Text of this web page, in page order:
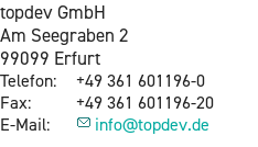
top­dev GmbH
Am See­gra­ben 2
99099 Er­furt
Te­le­fon:
+49 361 601196-0
Fax:
+49 361 601196-20
E-Mail:
info@​topdev.​de